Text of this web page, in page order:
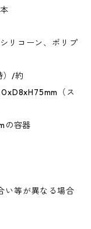
リコーン、ポリプ
）/約
（ス
の容器
い等が異なる場合